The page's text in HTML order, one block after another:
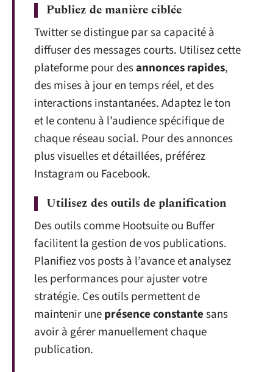
Publiez de manière ciblée
Twitter se distingue par sa capacité à
diffuser des messages courts. Utilisez cette
plateforme pour desannonces rapides,
des mises à jour en temps réel, et des
interactions instantanées. Adaptez le ton
et le contenu à l’audience spécifique de
chaque réseau social. Pour des annonces
plus visuelles et détaillées, préférez
Instagram ou Facebook.
Utilisez des outils de planification
Des outils comme Hootsuite ou Buffer
facilitent la gestion de vos publications.
Planifiez vos posts à l’avance et analysez
les performances pour ajuster votre
stratégie. Ces outils permettent de
maintenir uneprésence constantesans
avoir à gérer manuellement chaque
publication.